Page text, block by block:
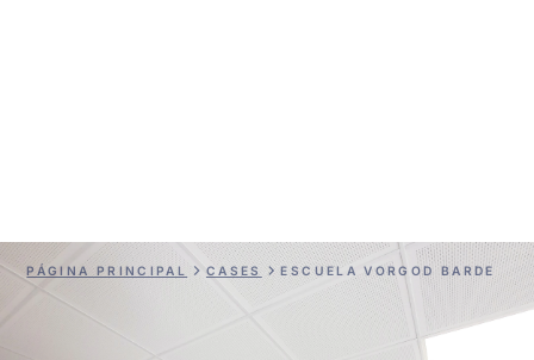
PÁGINA PRINCIPAL CASES ESCUELA VORGOD BARDE